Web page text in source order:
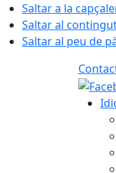
Saltar a la
Saltar al
Saltar al peu de